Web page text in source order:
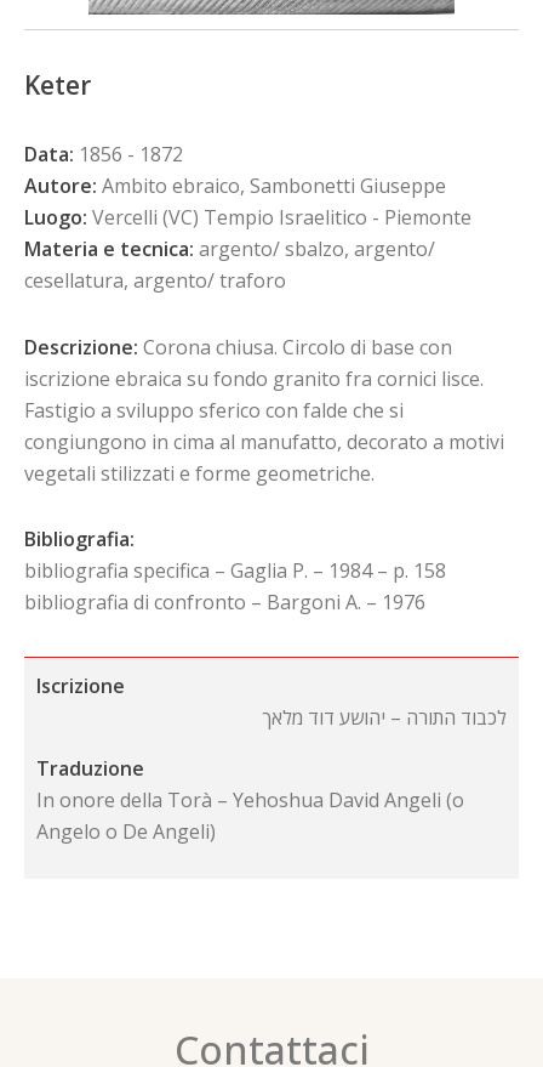
Keter
Data: 1856 - 1872
Autore: Ambito ebraico, Sambonetti Giuseppe
Luogo: Vercelli (VC) Tempio Israelitico - Piemonte
Materia e tecnica: argento/ sbalzo, argento/
cesellatura, argento/ traforo
Descrizione: Corona chiusa. Circolo di base con
iscrizione ebraica su fondo granito fra cornici lisce.
Fastigio a sviluppo sferico con falde che si
congiungono in cima al manufatto, decorato a motivi
vegetali stilizzati e forme geometriche.
Bibliografia:
bibliografia specifica – Gaglia P. – 1984 – p. 158
bibliografia di confronto – Bargoni A. – 1976
Iscrizione
לכבוד התורה – יהושע דוד מלאך
Traduzione
In onore della Torà – Yehoshua David Angeli (o
Angelo o De Angeli)
Contattaci